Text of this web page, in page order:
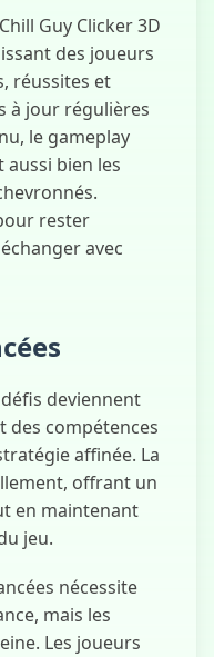
Guy Clicker 3D
des joueurs
réussites et
à jour régulières
le gameplay
bien les
rester
avec
deviennent
des compétences
affinée. La
offrant un
en maintenant
jeu.
nécessite
mais les
Les joueurs